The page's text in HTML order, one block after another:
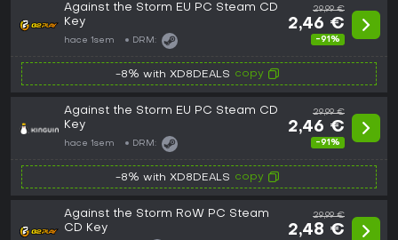
Against the Storm EU PC Steam CD
Key
hace 1sem DRM:
29,99 €
2,46 €
-91%
-8% with XD8DEALS copy
Against the Storm EU PC Steam CD
Key
hace 1sem DRM:
29,99 €
2,46 €
-91%
-8% with XD8DEALS copy
Against the Storm RoW PC Steam
CD Key
29,99 €
2,48 €